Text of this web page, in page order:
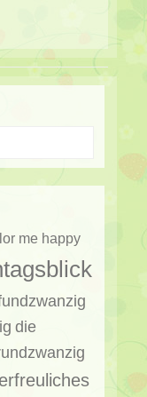
me happy
die
erfreuliches